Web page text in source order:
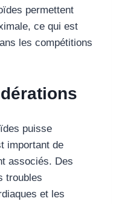
permettent
ce qui est
les compétitions
puisse
important de
associés. Des
troubles
et les